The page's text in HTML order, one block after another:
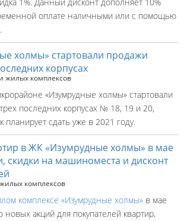
оплате наличными или с помощью
холмы» стартовали продажи
корпусах
жилых комплексов
«Изумрудные холмы» стартовали
последних корпусах № 18, 19 и 20,
планирует сдать уже в 2021 году.
в ЖК «Изумрудные холмы» в мае
скидки на машиноместа и дисконт
комплексов
комплексе «Изумрудные холмы» в мае
новых акций для покупателей квартир,